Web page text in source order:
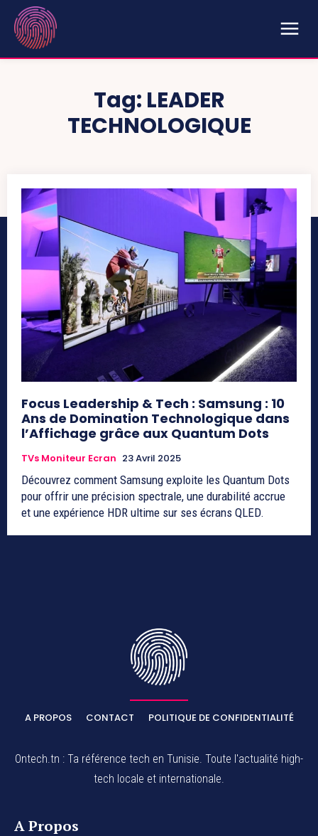
Tag: LEADER
TECHNOLOGIQUE
Focus Leadership & Tech : Samsung : 10
Ans de Domination Technologique dans
l’Affichage grâce aux Quantum Dots
TVs Moniteur Ecran 23 Avril 2025
Découvrez comment Samsung exploite les Quantum Dots
pour offrir une précision spectrale, une durabilité accrue
et une expérience HDR ultime sur ses écrans QLED.
A PROPOS CONTACT POLITIQUE DE CONFIDENTIALITÉ
Ontech.tn : Ta référence tech en Tunisie. Toute l'actualité high-
tech locale et internationale.
A Propos